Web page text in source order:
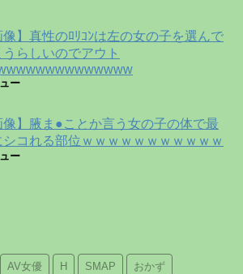
像】真性のﾛﾘｺﾝは左の女の子を選んで
うらしいのでアウト
ー
像】腋ま●ことか言う女の子の体で最
シコれる部位ｗｗｗｗｗｗｗｗｗｗｗ
ー
AV女優 H SMAP おかず